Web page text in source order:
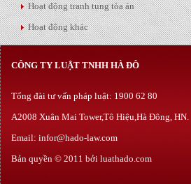
Hoạt động tranh tụng tòa án
Hoạt động khác
CÔNG TY LUẬT TNHH HÀ ĐÔ
Tổng đài tư vấn pháp luật: 1900 62 80
A2008 Xuân Mai Tower,Tô Hiệu,Hà Đông, HN.
Email: infor@hado-law.com
Bản quyền © 2011 bởi luathado.com